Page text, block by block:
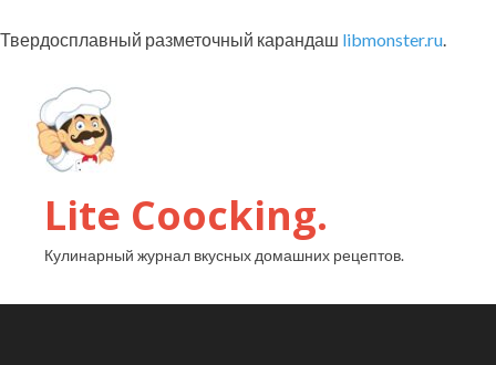
Твердосплавный разметочный карандаш libmonster.ru.
Lite Coocking.
Кулинарный журнал вкусных домашних рецептов.